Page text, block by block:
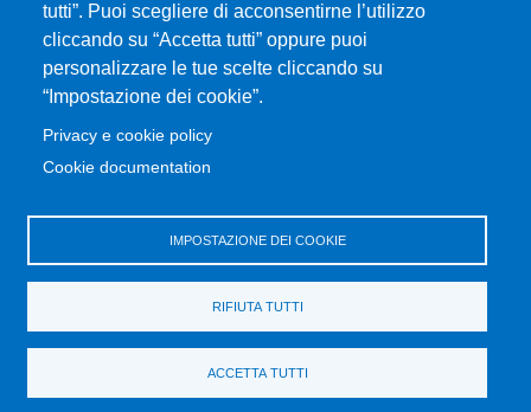
tutti”. Puoi scegliere di acconsentirne l’utilizzo
cliccando su “Accetta tutti” oppure puoi
personalizzare le tue scelte cliccando su
“Impostazione dei cookie”.
Privacy e cookie policy
Cookie documentation
IMPOSTAZIONE DEI COOKIE
RIFIUTA TUTTI
ACCETTA TUTTI